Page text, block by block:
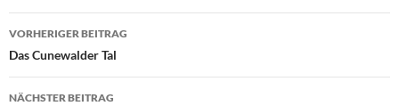
Beitragsnavigation
VORHERIGER BEITRAG
Das Cunewalder Tal
NÄCHSTER BEITRAG